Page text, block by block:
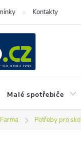
Kontakty
Malé spotřebiče
Farma Potřeby pro